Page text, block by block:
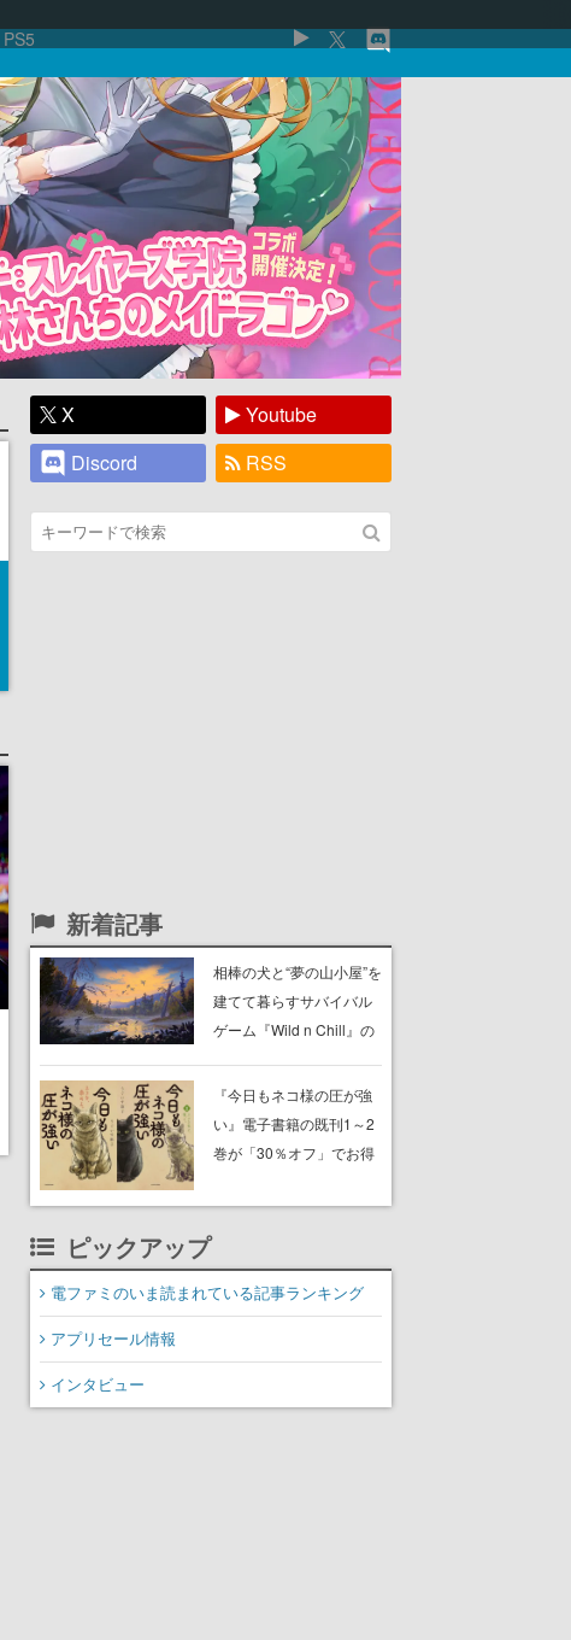
PS5
X
Youtube
Discord
RSS
新着記事
相棒の犬と“夢の山小屋”を
建てて暮らすサバイバル
ゲーム『Wild n Chill』の
中。ドット絵の大自然
で、喧騒を忘れよう
『今日もネコ様の圧が強
い』電子書籍の既刊1～2
巻が「30％オフ」でお得
たネコたちと、ネコを溺
描く
ピックアップ
電ファミのいま読まれている記事ランキング
アプリセール情報
インタビュー